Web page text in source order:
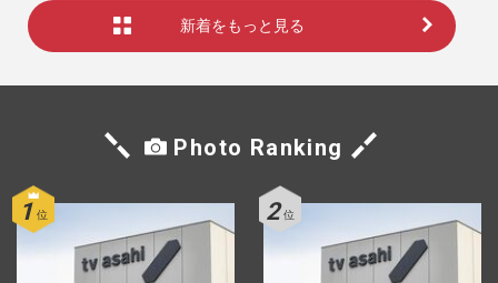
新着をもっと見る
Photo Ranking